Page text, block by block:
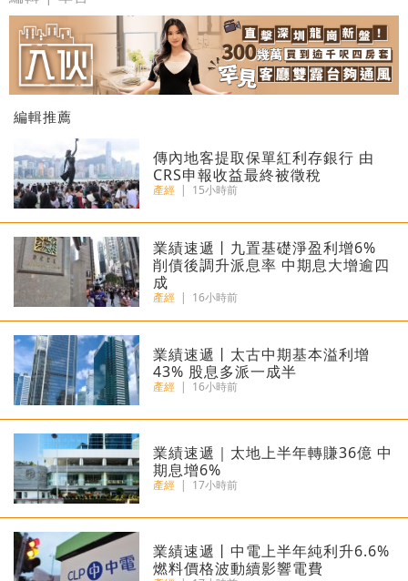
編輯推薦
傳內地客提取保單紅利存銀行 由
CRS申報收益最終被徵稅
產經 | 15小時前
業績速遞丨九置基礎淨盈利增6%
削債後調升派息率 中期息大增逾四
成
產經 | 16小時前
業績速遞丨太古中期基本溢利增
43% 股息多派一成半
產經 | 16小時前
業績速遞｜太地上半年轉賺36億 中
期息增6%
產經 | 17小時前
業績速遞丨中電上半年純利升6.6%
燃料價格波動續影響電費